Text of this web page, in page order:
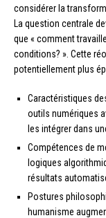
considérer la
La question centrale
que « comment
conditions? ». Cette
potentiellement plus
Caractéristiques
outils numériques
les intégrer dans
Compétences de
logiques
résultats
Postures
humanisme